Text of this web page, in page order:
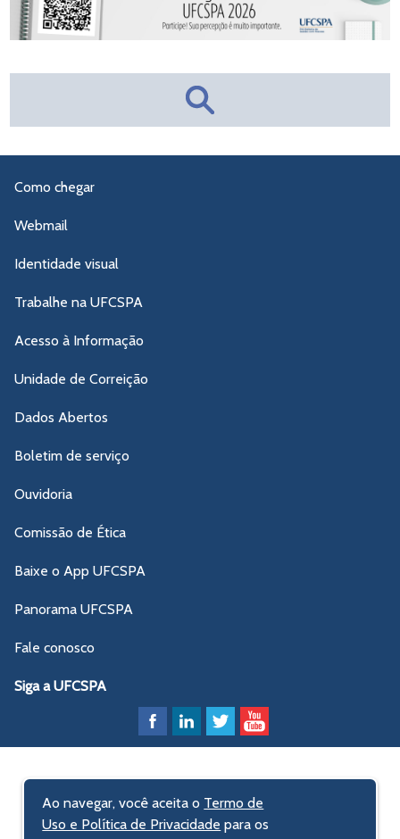
Como chegar
Webmail
Identidade visual
Trabalhe na UFCSPA
Acesso à Informação
Unidade de Correição
Dados Abertos
Boletim de serviço
Ouvidoria
Comissão de Ética
Baixe o App UFCSPA
Panorama UFCSPA
Fale conosco
Siga a UFCSPA
Ao navegar, você aceita o Termo de
Uso e Política de Privacidade para os